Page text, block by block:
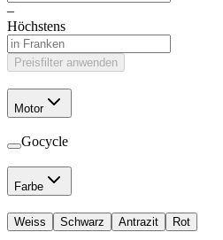
–
Höchstens
Preisfilter anwenden
Motor
Gocycle
Farbe
Weiss Schwarz Antrazit Rot